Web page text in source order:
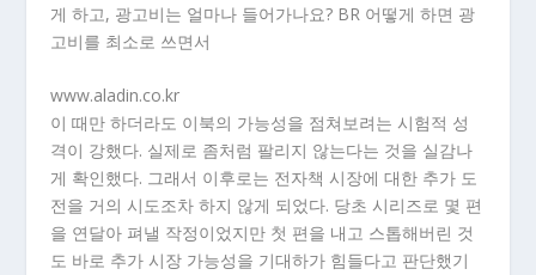
게 하고, 광고비는 얼마나 들어가나요? BR 어떻게 하면 광
고비를 최소로 쓰면서
www.aladin.co.kr
이 때만 하더라도 이북의 가능성을 점쳐보려는 시험적 성
격이 강했다. 실제로 좀처럼 팔리지 않는다는 것을 실감나
게 확인했다. 그래서 이후로는 전자책 시장에 대한 추가 도
전을 거의 시도조차 하지 않게 되었다. 당초 시리즈로 몇 편
을 연달아 펴낼 작정이었지만 첫 편을 내고 스톱해버린 것
도 바로 추가 시장 가능성을 기대하가 힘들다고 판단했기